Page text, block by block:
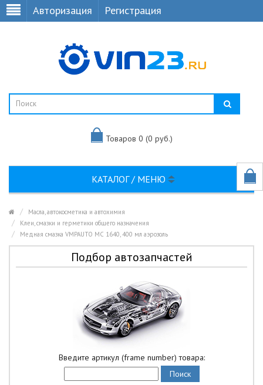
Авторизация Регистрация
Товаров 0 (0 руб.)
КАТАЛОГ / МЕНЮ
Масла, автокосметика и автохимия
Клеи, смазки и герметики общего назначения
Медная смазка VMPAUTO МС 1640, 400 мл аэрозоль
Подбор автозапчастей
Введите артикул (frame number) товара: